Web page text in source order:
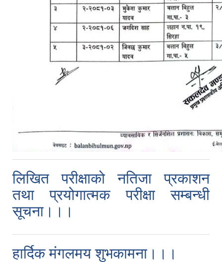
लिखित परीक्षाको नतिजा प्रकाशन
तथा प्रयोगात्मक परीक्षा सम्बन्धी
सूचना।।।
हार्दिक मंगलमय शुभकामना।।।